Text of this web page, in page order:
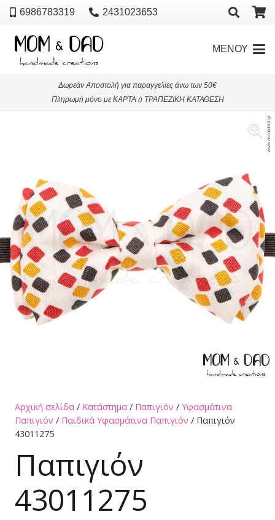
6986783319 2431023653
ΜΕΝΟΥ
Δωρεάν Αποστολή για παραγγελίες άνω των 50€
Πληρωμή μόνο με ΚΑΡΤΑ ή ΤΡΑΠΕΖΙΚΗ ΚΑΤΑΘΕΣΗ
Αρχική σελίδα / Κατάστημα / Παπιγιόν / Υφασμάτινα
Παπιγιόν / Παιδικά Υφασμάτινα Παπιγιόν / Παπιγιόν
43011275
Παπιγιόν
43011275